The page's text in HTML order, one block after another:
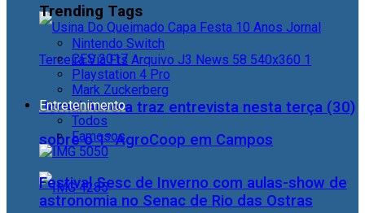
Jornal Aurora traz entrevista nesta terça (30)
sobre o 1° AgroCoop em Campos
Trending Tags
Nintendo Switch
CES 2017
Playstation 4 Pro
Mark Zuckerberg
Entretenimento
Todos
Famosos
Festival Sesc de Inverno com aulas-show de
astronomia no Senac de Rio das Ostras